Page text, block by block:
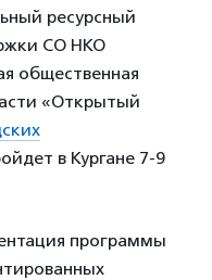
ресурсный
СО НКО
общественная
«Открытый
в Кургане 7-9
программы